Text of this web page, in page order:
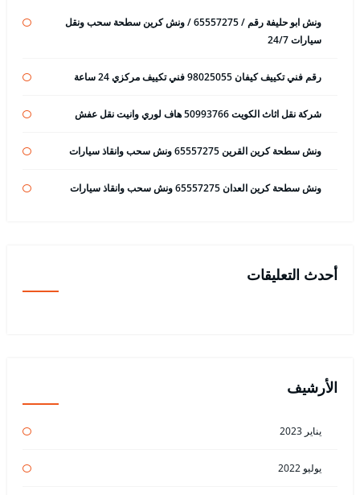
ونش ابو حليفة رقم / 65557275 / ونش كرين سطحة سحب ونقل
سيارات 24/7
رقم فني تكييف كيفان 98025055 فني تكييف مركزي 24 ساعة
شركة نقل اثاث الكويت 50993766 هاف لوري وانيت نقل عفش
ونش سطحة كرين القرين 65557275 ونش سحب وانقاذ سيارات
ونش سطحة كرين العدان 65557275 ونش سحب وانقاذ سيارات
أحدث التعليقات
الأرشيف
يناير 2023
يوليو 2022